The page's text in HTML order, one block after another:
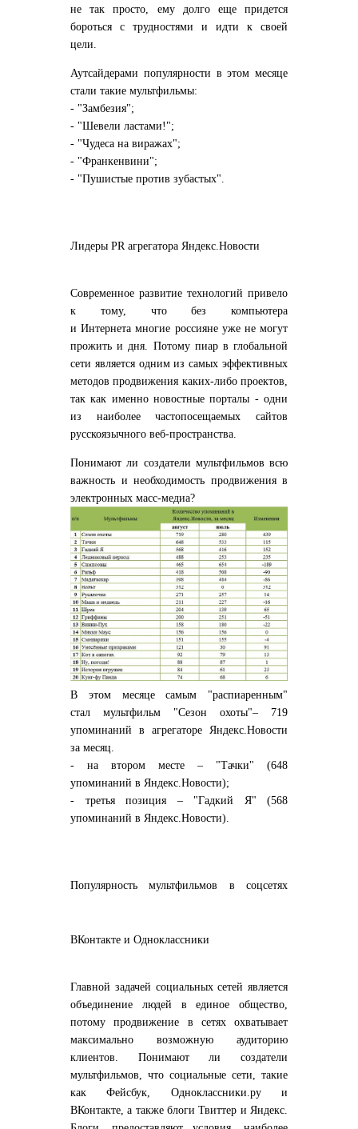
не так просто, ему долго еще придется
бороться с трудностями и идти к своей
цели.
Аутсайдерами популярности в этом месяце
стали такие мультфильмы:
- "Замбезия";
- "Шевели ластами!";
- "Чудеса на виражах";
- "Франкенвини";
- "Пушистые против зубастых".
Лидеры PR агрегатора Яндекс.Новости
Современное развитие технологий привело
к тому, что без компьютера
иИнтернета многие россиянеуже не могут
прожить и дня. Потому пиар в глобальной
сети является одним из самых эффективных
методов продвижения каких-либо проектов,
так как именно новостные порталы - одни
из наиболее частопосещаемых сайтов
русскоязычного веб-пространства.
Понимают ли создатели мультфильмов всю
важность и необходимость продвижения в
электронных масс-медиа?
В этом месяце самым "распиаренным"
стал мультфильм "Сезон охоты"– 719
упоминаний в агрегаторе Яндекс.Новости
за месяц.
- на втором месте – "Тачки" (648
упоминаний в Яндекс.Новости);
- третья позиция – "Гадкий Я" (568
упоминаний в Яндекс.Новости).
Популярность мультфильмов в соцсетях
ВКонтакте и Одноклассники
Главной задачей социальных сетей является
объединение людей в единое общество,
потому продвижение в сетях охватывает
максимально возможную аудиторию
клиентов. Понимают ли создатели
мультфильмов, что социальные сети, такие
как Фейсбук, Одноклассники.ру и
ВКонтакте, а также блоги Твиттер и Яндекс.